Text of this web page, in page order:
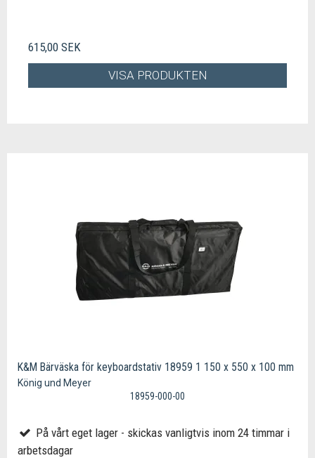
615,00 SEK
VISA PRODUKTEN
K&M Bärväska för keyboardstativ 18959 1 150 x 550 x 100 mm
König und Meyer
18959-000-00
På vårt eget lager - skickas vanligtvis inom 24 timmar i
arbetsdagar